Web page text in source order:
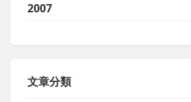
2007
文章分類